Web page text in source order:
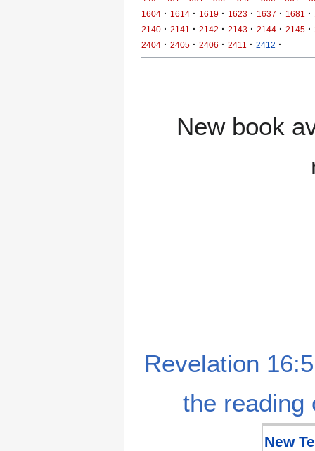
1604 · 1614 · 1619 · 1623 · 1637 · 1681 ·
2140 · 2141 · 2142 · 2143 · 2144 · 2145 ·
2404 · 2405 · 2406 · 2411 · 2412 ·
New book
Revelation
the reading
New